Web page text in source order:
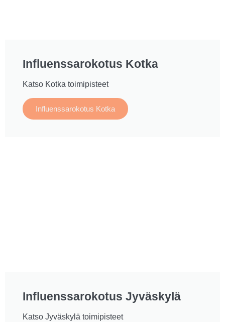
Influenssarokotus Kotka
Katso Kotka toimipisteet
Influenssarokotus Kotka
Influenssarokotus Jyväskylä
Katso Jyväskylä toimipisteet